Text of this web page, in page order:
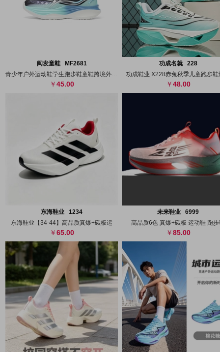
代发
闽发童鞋 MF2681
45.00
代发
功成名就 228
功成鞋业 X228赤兔秋季儿童跑步鞋
48.00
代发
东海鞋业 1234
东海鞋业【34-44】高品质真爆+碳板运
65.00
代发
未来鞋业 6999
高品质6色 真爆+碳板 运动鞋 跑
85.00